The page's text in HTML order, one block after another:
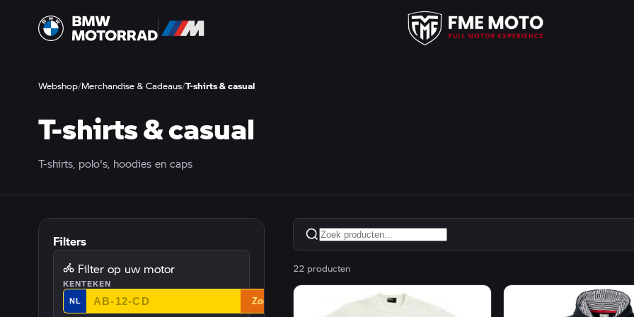
Webshop/Merchandise & Cadeaus/T-shirts & casual
T-shirts & casual
T-shirts, polo's, hoodies en caps
Filters
Filter op uw motor
KENTEKEN
NL Zoek
22 producten